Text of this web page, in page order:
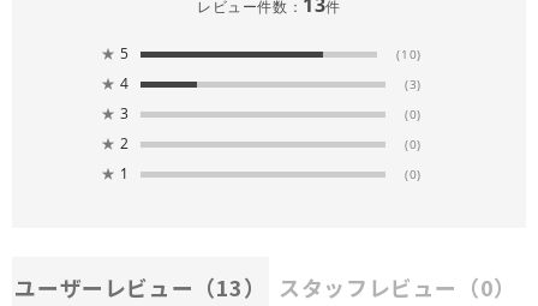
レビュー件数： 13件
★ 5 (10)
★ 4 (3)
★ 3 (0)
★ 2 (0)
★ 1 (0)
ユーザーレビュー （13） スタッフレビュー （0）